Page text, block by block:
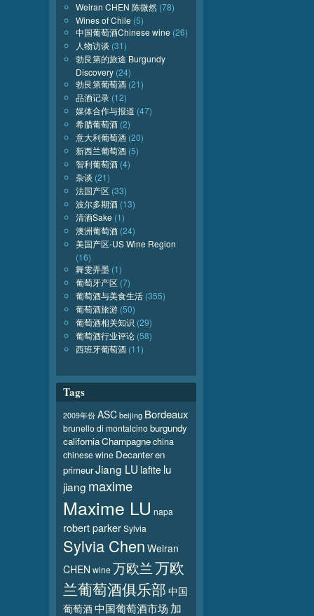
Weiran CHEN 陈微然 (78)
Wines of Chile (5)
中国葡萄酒Chinese wine (26)
人物访谈 (31)
勃艮第的旅途 Burgundy
Discovery (24)
勃艮第葡萄酒 (21)
品酒记录 (12)
媒体合作与报道 (47)
希腊葡萄酒 (2)
意大利葡萄酒 (20)
新西兰葡萄酒 (5)
智利葡萄酒 (4)
杂谈 (21)
法国产区 (33)
波尔多期酒 (13)
清酒Sake (1)
澳洲葡萄酒 (24)
美国产区-US Wine Region
(16)
舞雯弄墨 (1)
葡萄牙产区 (7)
葡萄酒与美食生活 (355)
葡萄酒旅游 (50)
葡萄酒相关知识 (29)
葡萄酒行业评论 (58)
西班牙葡萄酒 (11)
Tags
2009年份 ASCbeijing Bordeaux
brunello di montalcinoburgundy
californiaChampagnechina
chinese wine Decanteren
primeurJiang LU lafite lu
jiang maxime
Maxime LU napa
robert parkerSylvia
Sylvia Chen Weiran
CHEN wine万欧兰万欧
兰葡萄酒俱乐部中国
葡萄酒中国葡萄酒市场 加